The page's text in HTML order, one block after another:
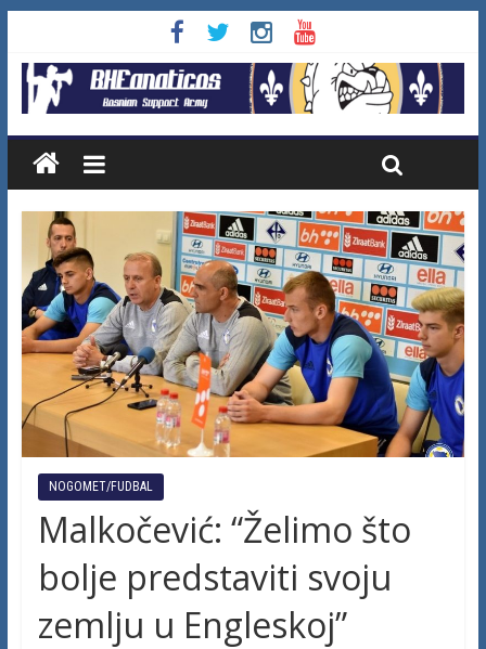
NOGOMET/FUDBAL
Malkočević: “Želimo što
bolje predstaviti svoju
zemlju u Engleskoj”